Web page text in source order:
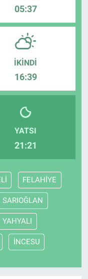
05:37
İKINDI
16:39
YATSI
21:21
FELAHİYE
SARIOĞLAN
YAHYALI
İNCESU